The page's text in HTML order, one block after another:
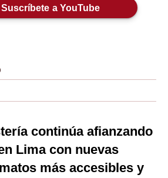
Suscríbete a YouTube
continúa afianzando
Lima con nuevas
más accesibles y